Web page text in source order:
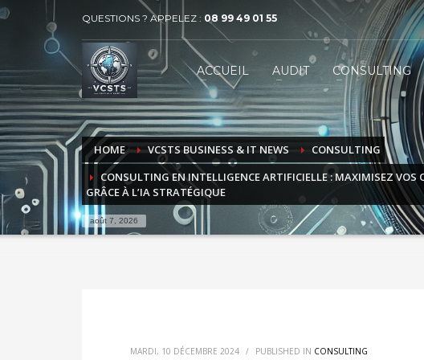
VECTEUR COMMUNICATION SERVICES
1 BUSINESSMARKET 2 IT
Contactez-nous par téléphone au 08 99 49 01 55 ou par email :
QUESTIONS ? APPELEZ : 08 99 49 01 55
ACCUEIL AUDIT CONSULTING
HOME VCSTS BUSINESS & IT NEWS
CONSULTING
CONSULTING EN INTELLIGENCE ARTIFICIELLE : MAXIMISEZ VOS
GRÂCE À L’IA STRATÉGIQUE
août 7, 2026
MARDI, 10 DÉCEMBRE 2024 / PUBLISHED IN CONSULTING